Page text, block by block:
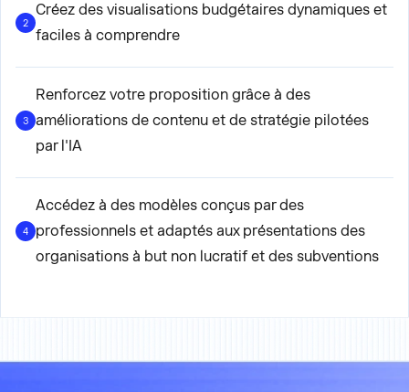
2
Créez des visualisations budgétaires dynamiques et
faciles à comprendre
3
Renforcez votre proposition grâce à des
améliorations de contenu et de stratégie pilotées
par l'IA
4
Accédez à des modèles conçus par des
professionnels et adaptés aux présentations des
organisations à but non lucratif et des subventions